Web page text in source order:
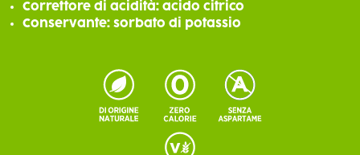
Correttore di acidità: acido citrico
Conservante: sorbato di potassio